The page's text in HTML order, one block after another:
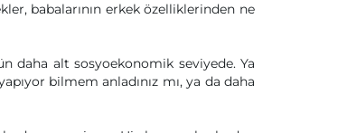
babalarının erkek özelliklerinden ne
daha alt sosyoekonomik seviyede. Ya
bilmem anladınız mı, ya da daha